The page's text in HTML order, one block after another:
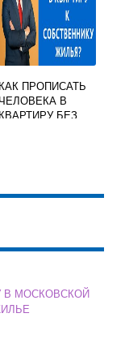
КАК ПРОПИСАТЬ
ЧЕЛОВЕКА В
КВАРТИРУ БЕЗ
В МОСКОВСКОЙ